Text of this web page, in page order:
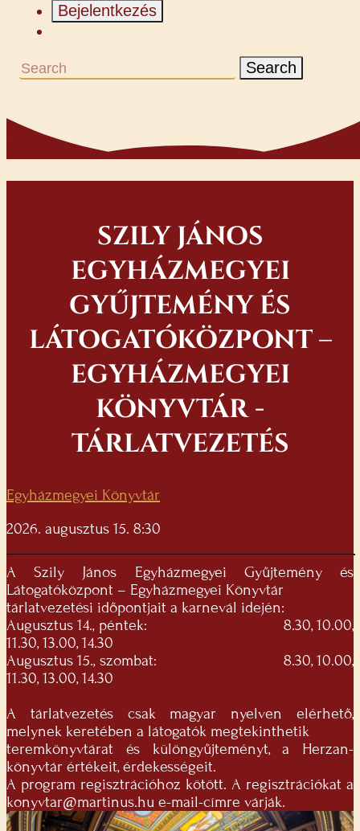
Bejelentkezés
Search
SZILY JÁNOS
EGYHÁZMEGYEI
GYŰJTEMÉNY ÉS
LÁTOGATÓKÖZPONT –
EGYHÁZMEGYEI
KÖNYVTÁR -
TÁRLATVEZETÉS
Egyházmegyei Könyvtár
2026. augusztus 15. 8:30
A Szily János Egyházmegyei Gyűjtemény és
Látogatóközpont – Egyházmegyei Könyvtár
tárlatvezetési időpontjait a karnevál idején:
Augusztus 14., péntek: 8.30, 10.00,
11.30, 13.00, 14.30
Augusztus 15., szombat: 8.30, 10.00,
11.30, 13.00, 14.30
A tárlatvezetés csak magyar nyelven elérhető,
melynek keretében a látogatók megtekinthetik
teremkönyvtárat és különgyűjteményt, a Herzan-
könyvtár értékeit, érdekességeit.
A program regisztrációhoz kötött. A regisztrációkat a
konyvtar@martinus.hu e-mail-címre várják.